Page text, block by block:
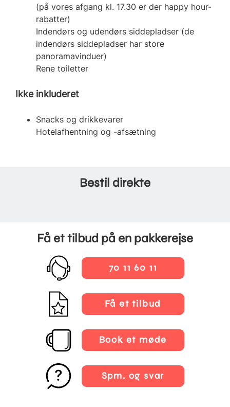
(på vores afgang kl. 17.30 er der happy hour-
rabatter)
Indendørs og udendørs siddepladser (de
indendørs siddepladser har store
panoramavinduer)
Rene toiletter
Ikke inkluderet
Snacks og drikkevarer
Hotelafhentning og -afsætning
Bestil direkte
Få et tilbud på en pakkerejse
70 11 60 11
Få et tilbud
Book et møde
Spm. og svar